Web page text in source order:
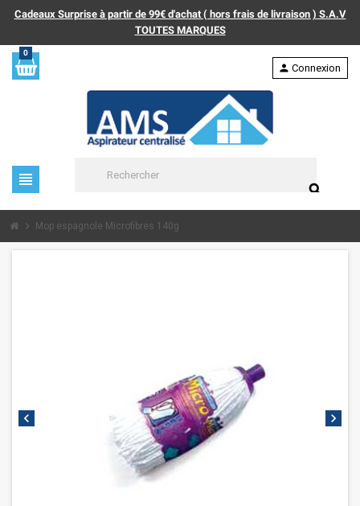
Cadeaux Surprise à partir de 99€ d'achat ( hors frais de livraison ) S.A.V
TOUTES MARQUES
0
view_headline
search
person Connexion
chevron_right Mop espagnole Microfibres 140g
chevron_left chevron_right